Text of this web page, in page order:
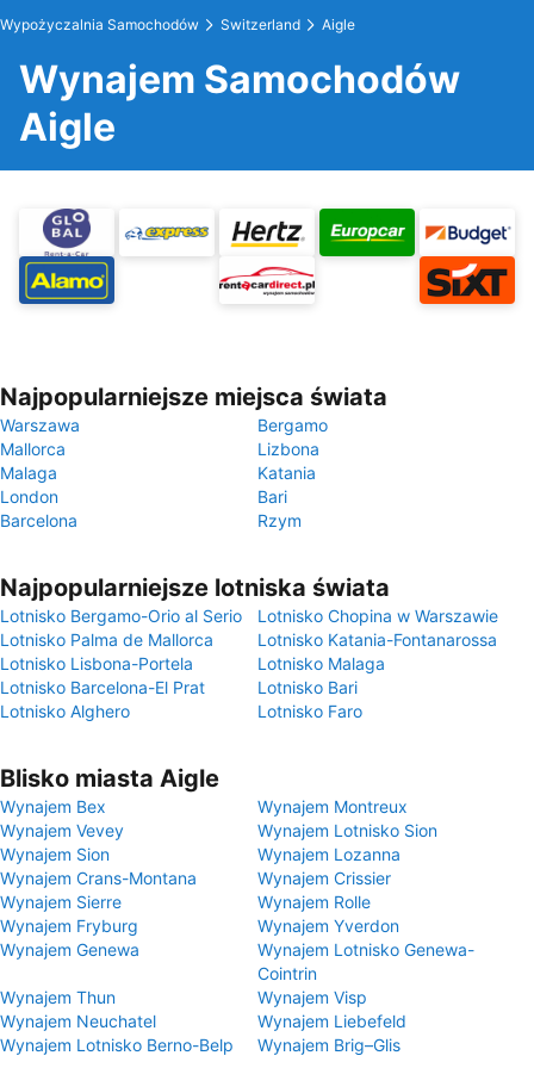
Wypożyczalnia Samochodów Switzerland Aigle
Wynajem Samochodów
Aigle
Najpopularniejsze miejsca świata
Warszawa
Bergamo
Mallorca
Lizbona
Malaga
Katania
London
Bari
Barcelona
Rzym
Najpopularniejsze lotniska świata
Lotnisko Bergamo-Orio al Serio
Lotnisko Chopina w Warszawie
Lotnisko Palma de Mallorca
Lotnisko Katania-Fontanarossa
Lotnisko Lisbona-Portela
Lotnisko Malaga
Lotnisko Barcelona-El Prat
Lotnisko Bari
Lotnisko Alghero
Lotnisko Faro
Blisko miasta Aigle
Wynajem Bex
Wynajem Montreux
Wynajem Vevey
Wynajem Lotnisko Sion
Wynajem Sion
Wynajem Lozanna
Wynajem Crans-Montana
Wynajem Crissier
Wynajem Sierre
Wynajem Rolle
Wynajem Fryburg
Wynajem Yverdon
Wynajem Genewa
Wynajem Lotnisko Genewa-
Cointrin
Wynajem Thun
Wynajem Visp
Wynajem Neuchatel
Wynajem Liebefeld
Wynajem Lotnisko Berno-Belp
Wynajem Brig–Glis